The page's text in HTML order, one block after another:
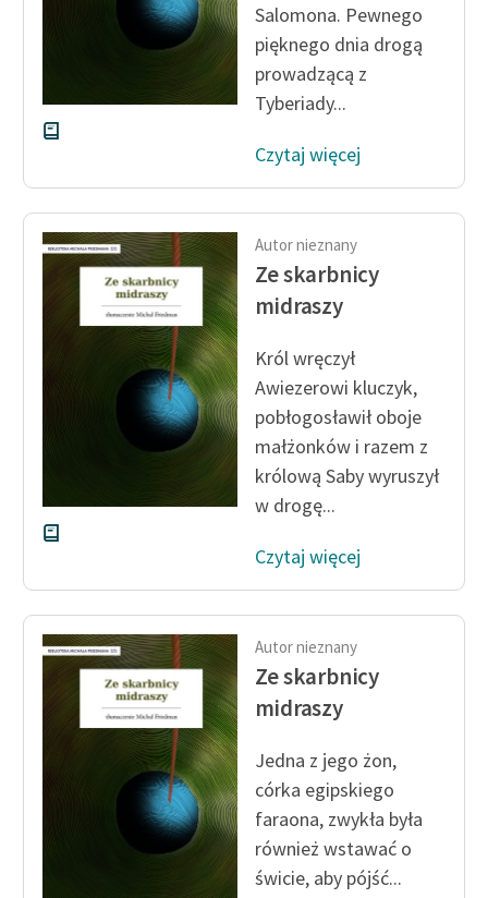
Zasady wykorzystania
Materiały promocyjne
Regulamin biblioteki
Dane fundacji i
sprawozdania finansowe
Regulamin darowizn
Informacja o treściach
Deklaracja dostępności
Salomona. Pewnego
pięknego dnia drogą
prowadzącą z
Tyberiady...
Czytaj więcej
Autor nieznany
Ze skarbnicy
midraszy
Król wręczył
Awiezerowi kluczyk,
pobłogosławił oboje
małżonków i razem z
królową Saby wyruszył
w drogę...
Czytaj więcej
Autor nieznany
Ze skarbnicy
midraszy
Jedna z jego żon,
córka egipskiego
faraona, zwykła była
również wstawać o
świcie, aby pójść...